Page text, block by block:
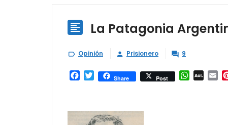
 La Patagonia
 Opinión  Prisionero  9
Facebook
TwitterShare Post
AOL